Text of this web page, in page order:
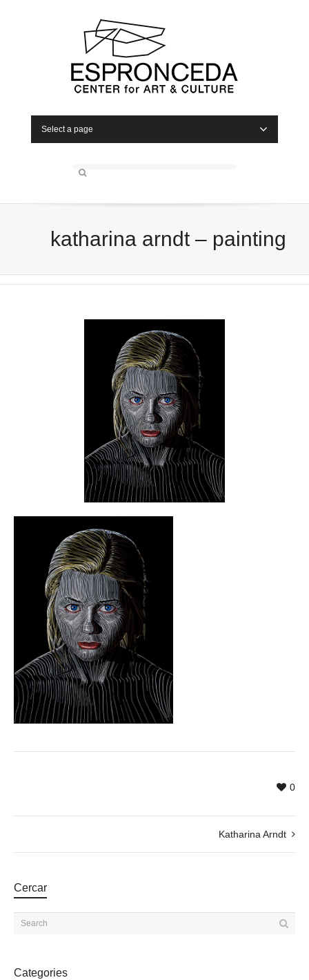
Select a page
katharina arndt – painting
0
Katharina Arndt
Cercar
Categories